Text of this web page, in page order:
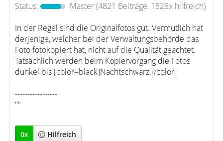
Status:
Master(4821 Beiträge, 1828x hilfreich)
In der Regel sind die Originalfotos gut. Vermutlich hat
derjenige, welcher bei der Verwaltungsbehörde das
Foto fotokopiert hat, nicht auf die Qualität geachtet.
Tatsächlich werden beim Kopiervorgang die Fotos
dunkel bis [color=black]Nachtschwarz.[/color]
-----------------
""
0x Hilfreich